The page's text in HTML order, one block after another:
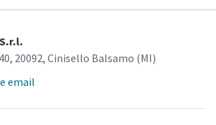
20092, Cinisello Balsamo (MI)
email